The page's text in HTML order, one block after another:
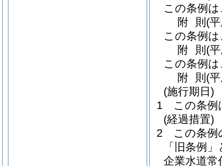
この条例
附 則 (
この条例
附 則 (
この条例
附 則 (
(施行期日)
1
この条例
(経過措置)
2
この条例
「旧条例
企業水道常